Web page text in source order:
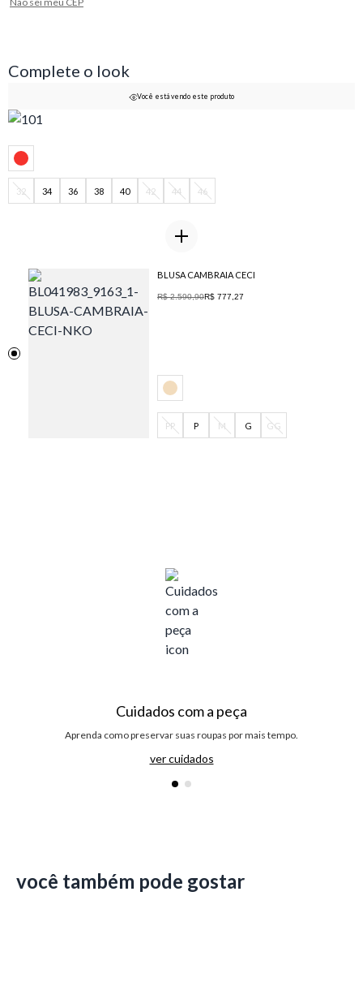
Complete o look
Você está vendo este produto
32 34 36 38 40 42 44 46
BLUSA CAMBRAIA CECI
R$ 2.590,90R$ 777,27
PP P M G GG
Cuidados com a peça
Aprenda como preservar suas roupas por mais tempo.
ver cuidados
você também pode gostar